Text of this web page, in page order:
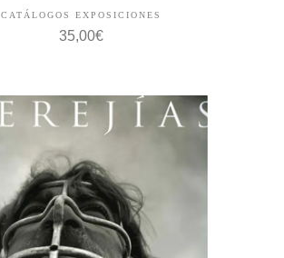
CATÁLOGOS EXPOSICIONES
35,00€